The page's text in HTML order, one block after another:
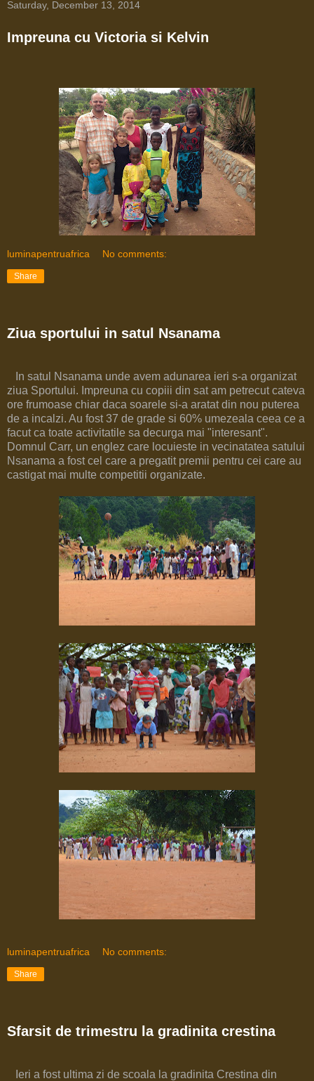
Saturday, December 13, 2014
Impreuna cu Victoria si Kelvin
luminapentruafrica No comments:
Share
Ziua sportului in satul Nsanama
In satul Nsanama unde avem adunarea ieri s-a organizat
ziua Sportului. Impreuna cu copiii din sat am petrecut cateva
ore frumoase chiar daca soarele si-a aratat din nou puterea
de a incalzi. Au fost 37 de grade si 60% umezeala ceea ce a
facut ca toate activitatile sa decurga mai "interesant".
Domnul Carr, un englez care locuieste in vecinatatea satului
Nsanama a fost cel care a pregatit premii pentru cei care au
castigat mai multe competitii organizate.
luminapentruafrica No comments:
Share
Sfarsit de trimestru la gradinita crestina
Ieri a fost ultima zi de scoala la gradinita Crestina din